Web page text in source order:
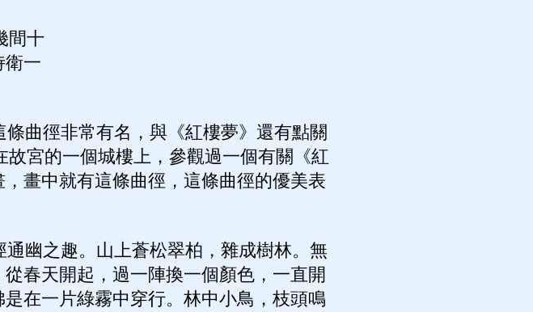
間十
衛一
曲徑非常有名，與《紅樓夢》還有點關
宮的一個城樓上，參觀過一個有關《紅
畫中就有這條曲徑，這條曲徑的優美表
幽之趣。山上蒼松翠柏，雜成樹林。無
春天開起，過一陣換一個顏色，一直開
在一片綠霧中穿行。林中小鳥，枝頭鳴